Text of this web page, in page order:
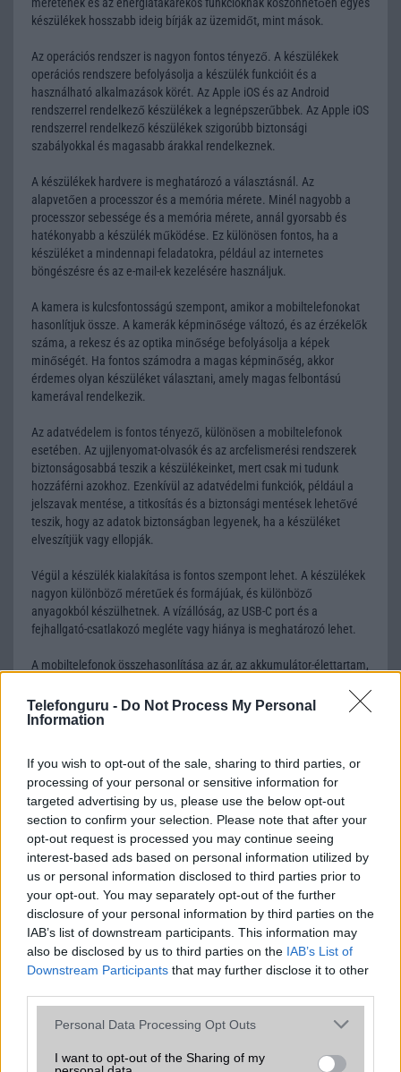
Telefonguru - Do Not Process My Personal
Information
If you wish to opt-out of the sale, sharing to third parties, or
processing of your personal or sensitive information for
targeted advertising by us, please use the below opt-out
section to confirm your selection. Please note that after your
opt-out request is processed you may continue seeing
interest-based ads based on personal information utilized by
us or personal information disclosed to third parties prior to
your opt-out. You may separately opt-out of the further
disclosure of your personal information by third parties on the
IAB’s list of downstream participants. This information may
also be disclosed by us to third parties on the IAB’s List of
Downstream Participants that may further disclose it to other
Please note that this website/app uses one or more Google
not limited to your visit or usage behaviour. You may click to
Personal Data Processing Opt Outs
I want to opt-out of the Sharing of my
készülékek hosszabb ideig bírják az üzemidőt, mint mások.
Az operációs rendszer is nagyon fontos tényező. A készülékek
operációs rendszere befolyásolja a készülék funkcióit és a
használható alkalmazások körét. Az Apple iOS és az Android
rendszerrel rendelkező készülékek a legnépszerűbbek. Az Apple iOS
rendszerrel rendelkező készülékek szigorúbb biztonsági
szabályokkal és magasabb árakkal rendelkeznek.
A készülékek hardvere is meghatározó a választásnál. Az
alapvetően a processzor és a memória mérete. Minél nagyobb a
processzor sebessége és a memória mérete, annál gyorsabb és
hatékonyabb a készülék működése. Ez különösen fontos, ha a
készüléket a mindennapi feladatokra, például az internetes
böngészésre és az e-mail-ek kezelésére használjuk.
A kamera is kulcsfontosságú szempont, amikor a mobiltelefonokat
hasonlítjuk össze. A kamerák képminősége változó, és az érzékelők
száma, a rekesz és az optika minősége befolyásolja a képek
minőségét. Ha fontos számodra a magas képminőség, akkor
érdemes olyan készüléket választani, amely magas felbontású
kamerával rendelkezik.
Az adatvédelem is fontos tényező, különösen a mobiltelefonok
esetében. Az ujjlenyomat-olvasók és az arcfelismerési rendszerek
biztonságosabbá teszik a készülékeinket, mert csak mi tudunk
hozzáférni azokhoz. Ezenkívül az adatvédelmi funkciók, például a
jelszavak mentése, a titkosítás és a biztonsági mentések lehetővé
teszik, hogy az adatok biztonságban legyenek, ha a készüléket
elveszítjük vagy ellopják.
Végül a készülék kialakítása is fontos szempont lehet. A készülékek
nagyon különböző méretűek és formájúak, és különböző
anyagokból készülhetnek. A vízállóság, az USB-C port és a
fejhallgató-csatlakozó megléte vagy hiánya is meghatározó lehet.
A mobiltelefonok összehasonlítása az ár, az akkumulátor-élettartam,
kialakítás szempontjából döntő fontosságú lehet. Ezek a
szempontok kritikusak ahhoz, hogy megtaláljuk azokat a
Végül azt is fontos tudni, hogy a mobiltelefonok összehasonlítása
során minden felhasználó egyéni preferenciákkal rendelkezik, így a
választásuk eltérhet. Azonban azok, akik számára fontos a nagyobb
kijelző, hosszabb üzemidő, hatékony
MOBILTELEFON MÁRKÁK
Apple
Huawei